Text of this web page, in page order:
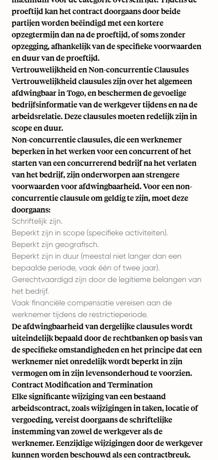
proeftijd kan het contract doorgaans door beide
partijen worden beëindigd met een kortere
opzegtermijn dan na de proeftijd, of soms zonder
opzegging, afhankelijk van de specifieke voorwaarden
en duur van de proeftijd.
Vertrouwelijkheid en Non-concurrentie Clausules
Vertrouwelijkheid clausules zijn over het algemeen
afdwingbaar in Togo, en beschermen de gevoelige
bedrijfsinformatie van de werkgever tijdens en na de
arbeidsrelatie. Deze clausules moeten redelijk zijn in
scope en duur.
Non-concurrentie clausules, die een werknemer
beperken in het werken voor een concurrent of het
starten van een concurrerend bedrijf na het verlaten
van het bedrijf, zijn onderworpen aan strengere
voorwaarden voor afdwingbaarheid. Voor een non-
concurrentie clausule om geldig te zijn, moet deze
doorgaans:
Schriftelijk zijn.
Beperkt zijn in scope (specifieke activiteiten).
Beperkt zijn geografisch.
Beperkt zijn in duur (meestal niet langer dan een
bepaalde periode, vaak één of twee jaar).
Gerechtvaardigd zijn door de legitieme belangen van
het bedrijf.
Vaak financiële compensatie vereisen aan de
werknemer tijdens de restrictieperiode.
De afdwingbaarheid van dergelijke clausules wordt
uiteindelijk bepaald door de rechtbanken op basis van
de specifieke omstandigheden en het principe dat een
werknemer niet onredelijk wordt beperkt in zijn
vermogen om in zijn levensonderhoud te voorzien.
Contract Modification and Termination
Elke significante wijziging van een bestaand
arbeidscontract, zoals wijzigingen in taken, locatie of
vergoeding, vereist doorgaans de schriftelijke
instemming van zowel de werkgever als de
werknemer. Eenzijdige wijzigingen door de werkgever
kunnen worden beschouwd als een contractbreuk.